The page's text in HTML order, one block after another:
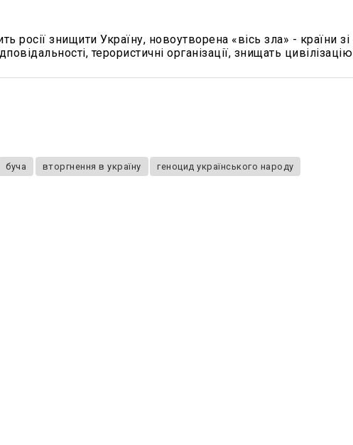
росії знищити Україну, новоутворена «вісь зла» - країни
терористичні організації, знищать
буча вторгнення в україну геноцид українського народу